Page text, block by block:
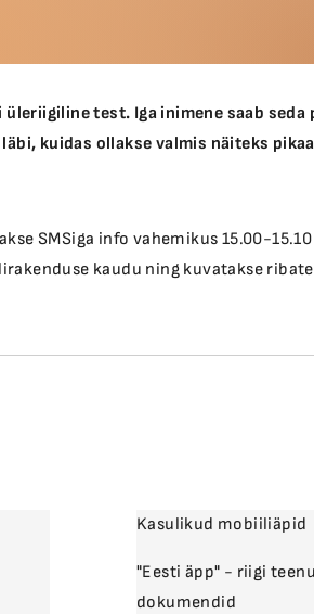
test. Iga inimene saab
kuidas ollakse valmis näiteks
SMSiga info vahemikus 15.00-
kaudu ning kuvatakse
Kasulikud mobiiliäpid
"Eesti äpp" - riigi
dokumendid